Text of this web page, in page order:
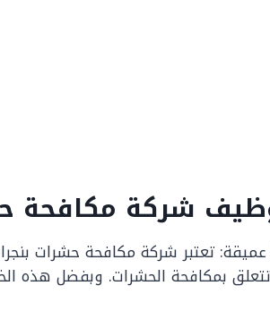
شركة مكافحة
عميقة: تعتبر شركة مكافحة حشرات
بمكافحة الحشرات. وبفضل هذه